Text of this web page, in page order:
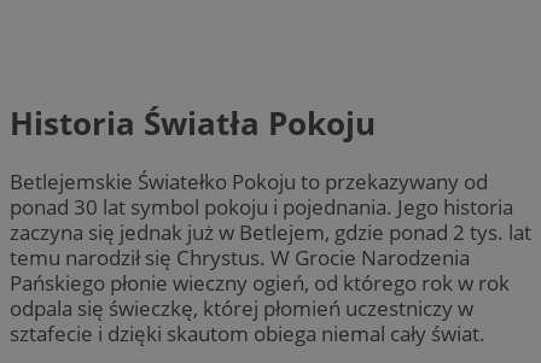
Historia Światła Pokoju
Betlejemskie Światełko Pokoju to przekazywany od
ponad 30 lat symbol pokoju i pojednania. Jego historia
zaczyna się jednak już w Betlejem, gdzie ponad 2 tys. lat
temu narodził się Chrystus. W Grocie Narodzenia
Pańskiego płonie wieczny ogień, od którego rok w rok
odpala się świeczkę, której płomień uczestniczy w
sztafecie i dzięki skautom obiega niemal cały świat.